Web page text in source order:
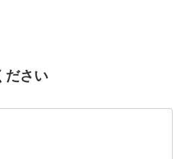
ださい